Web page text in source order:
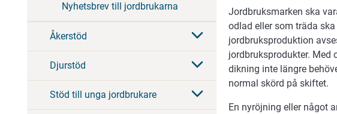
Nyhetsbrev till jordbrukarna
Åkerstöd
Djurstöd
Stöd till unga jordbrukare
Jordbruksmarken ska
odlad eller som träda
jordbruksproduktion
jordbruksprodukter.
dikning inte längre
normal skörd på skiftet.
En nyröjning eller något